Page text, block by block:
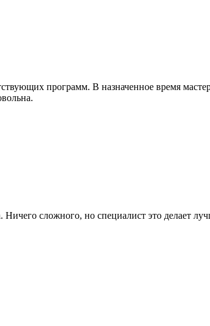
программ. В назначенное время
сложного, но специалист это делает